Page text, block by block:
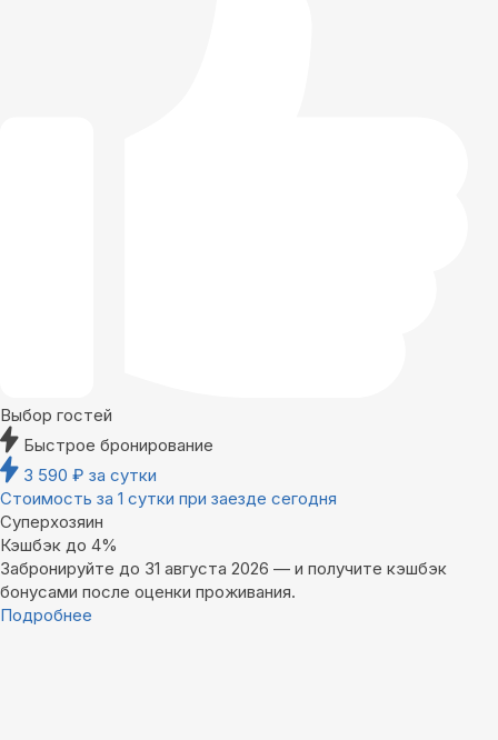
Выбор гостей
Быстрое бронирование
3 590 ₽ за сутки
Стоимость за 1 сутки при заезде сегодня
Суперхозяин
Кэшбэк до 4%
Забронируйте до 31 августа 2026 — и получите кэшбэк
бонусами после оценки проживания.
Подробнее